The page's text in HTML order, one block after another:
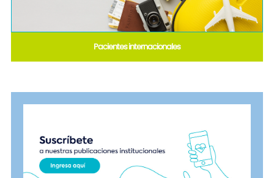
Pacientes internacionales